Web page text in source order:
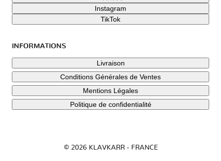
Instagram
TikTok
INFORMATIONS
Livraison
Conditions Générales de Ventes
Mentions Légales
Politique de confidentialité
© 2026 KLAVKARR - FRANCE